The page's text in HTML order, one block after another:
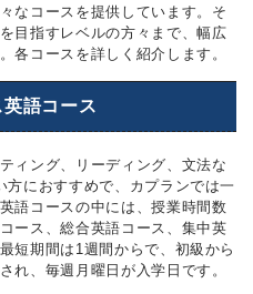
なコースを提供しています。そ
目指すレベルの方々まで、幅広
各コースを詳しく紹介します。
語コース
ィング、リーディング、文法な
方におすすめで、カプランでは一
語コースの中には、授業時間数
ース、総合英語コース、集中英
短期間は1週間からで、初級から
れ、毎週月曜日が入学日です。